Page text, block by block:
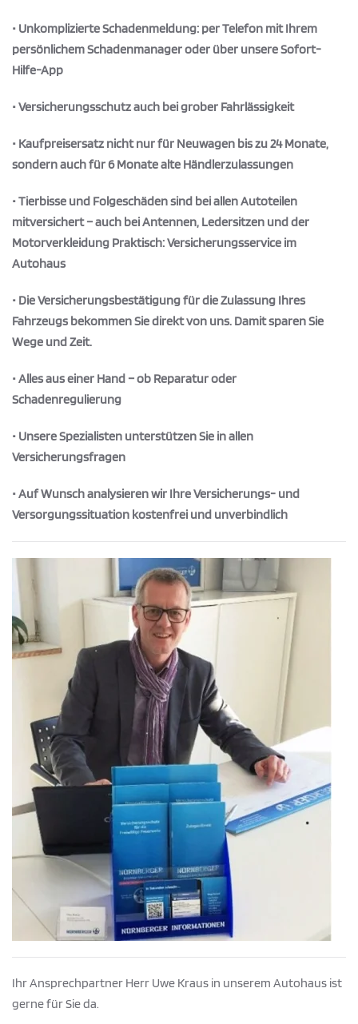
• Unkomplizierte Schadenmeldung: per Telefon mit Ihrem
persönlichem Schadenmanager oder über unsere Sofort-
Hilfe-App
• Versicherungsschutz auch bei grober Fahrlässigkeit
• Kaufpreisersatz nicht nur für Neuwagen bis zu 24 Monate,
sondern auch für 6 Monate alte Händlerzulassungen
• Tierbisse und Folgeschäden sind bei allen Autoteilen
mitversichert – auch bei Antennen, Ledersitzen und der
Motorverkleidung Praktisch: Versicherungsservice im
Autohaus
• Die Versicherungsbestätigung für die Zulassung Ihres
Fahrzeugs bekommen Sie direkt von uns. Damit sparen Sie
Wege und Zeit.
• Alles aus einer Hand – ob Reparatur oder
Schadenregulierung
• Unsere Spezialisten unterstützen Sie in allen
Versicherungsfragen
• Auf Wunsch analysieren wir Ihre Versicherungs- und
Versorgungssituation kostenfrei und unverbindlich
Ihr Ansprechpartner Herr Uwe Kraus in unserem Autohaus ist
gerne für Sie da.